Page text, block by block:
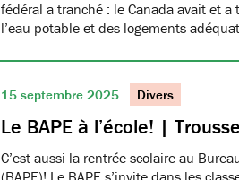
fédéral a tranché : le Canada avait et
l’eau potable et des logements
15 septembre 2025 Divers
Le BAPE à l’école! |
C’est aussi la rentrée scolaire au
(BAPE)! Le BAPE s’invite dans les